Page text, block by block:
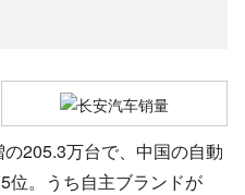
の205.3万台で、中国の自動
5位。うち自主ブランドが